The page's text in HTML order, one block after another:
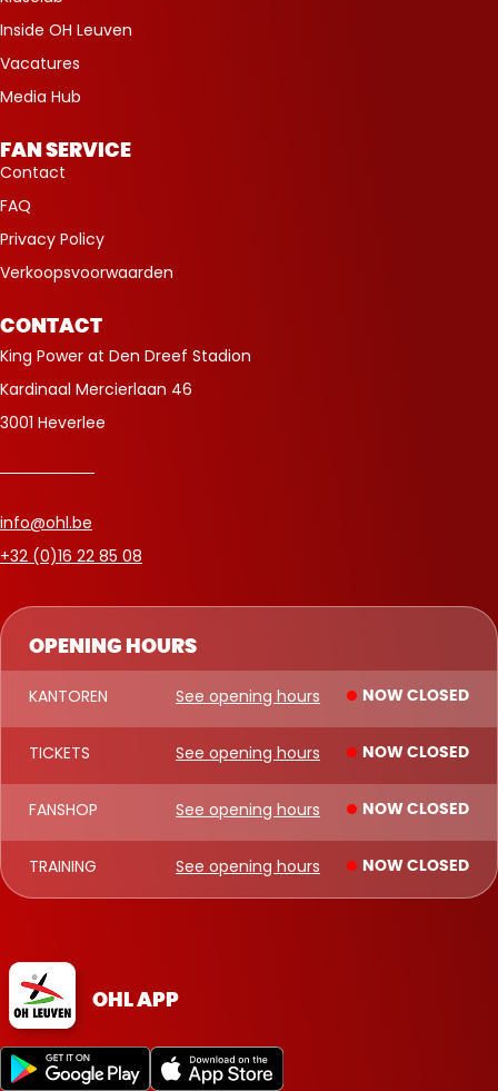
OPENING HOURS
KANTOREN See opening hours NOW CLOSED
TICKETS See opening hours NOW CLOSED
FANSHOP See opening hours NOW CLOSED
TRAINING See opening hours NOW CLOSED
Inside OH Leuven
Vacatures
Media Hub
FAN SERVICE
Contact
FAQ
Privacy Policy
Verkoopsvoorwaarden
CONTACT
King Power at Den Dreef Stadion
Kardinaal Mercierlaan 46
3001 Heverlee
info@ohl.be
+32 (0)16 22 85 08
OHL APP